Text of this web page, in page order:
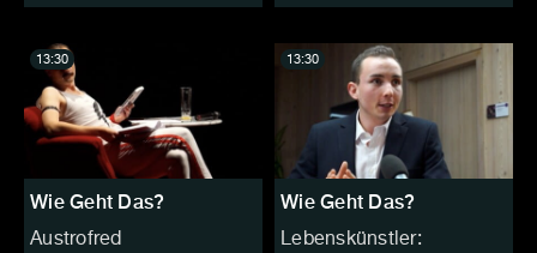
Wie Geht Das?
Austrofred
13:30
Wie Geht Das?
Lebenskünstler:
13:30